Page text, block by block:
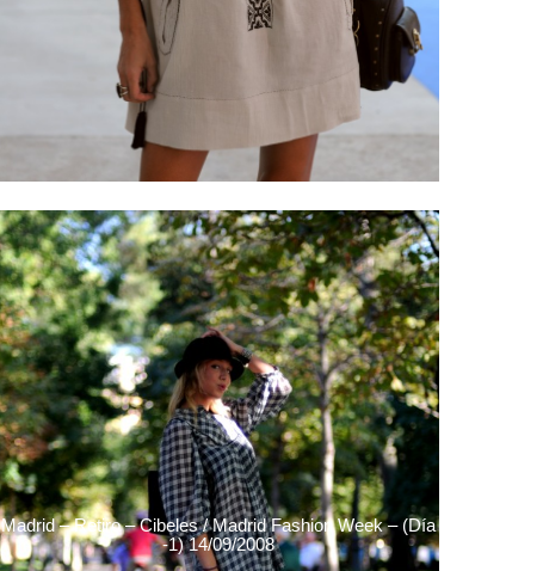
Madrid – Retiro – Cibeles / Madrid Fashion Week – (Día
-1) 14/09/2008